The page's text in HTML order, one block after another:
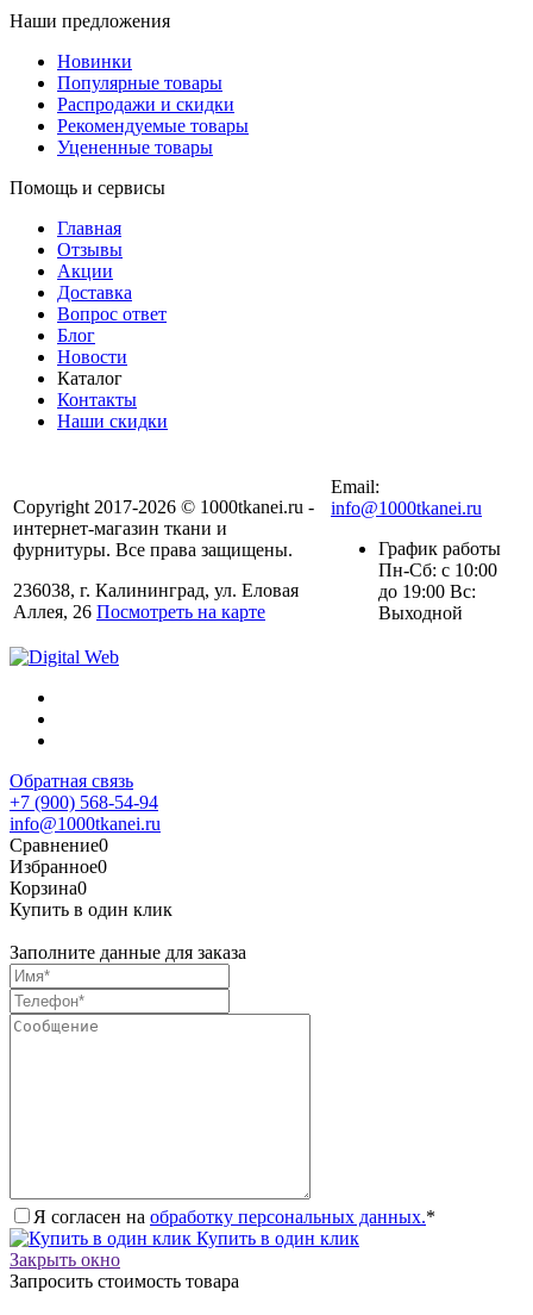
Наши предложения
Новинки
Популярные товары
Распродажи и скидки
Рекомендуемые товары
Уцененные товары
Помощь и сервисы
Главная
Отзывы
Акции
Доставка
Вопрос ответ
Блог
Новости
Каталог
Контакты
Наши скидки
Copyright 2017-2026 © 1000tkanei.ru -
интернет-магазин ткани и
фурнитуры. Все права защищены.
236038, г. Калининград, ул. Еловая
Аллея, 26 Посмотреть на карте
Email:
info@1000tkanei.ru
График работы
Пн-Сб: с 10:00
до 19:00 Вс:
Выходной
Обратная связь
+7 (900) 568-54-94
info@1000tkanei.ru
Сравнение0
Избранное0
Корзина0
Купить в один клик
Заполните данные для заказа
Я согласен на обработку персональных данных.*
Купить в один клик
Закрыть окно
Запросить стоимость товара